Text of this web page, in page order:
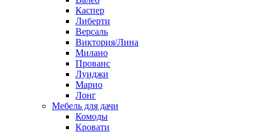
Каспер
Либерти
Версаль
Виктория/Лина
Милано
Прованс
Луиджи
Марио
Лонг
Мебель для дачи
Комоды
Кровати